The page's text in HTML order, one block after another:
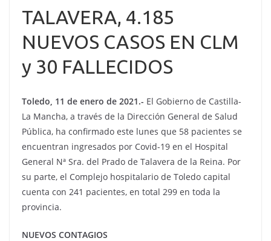
TALAVERA, 4.185
NUEVOS CASOS EN CLM
y 30 FALLECIDOS
Toledo, 11 de enero de 2021.- El Gobierno de Castilla-
La Mancha, a través de la Dirección General de Salud
Pública, ha confirmado este lunes que 58 pacientes se
encuentran ingresados por Covid-19 en el Hospital
General Nª Sra. del Prado de Talavera de la Reina. Por
su parte, el Complejo hospitalario de Toledo capital
cuenta con 241 pacientes, en total 299 en toda la
provincia.
NUEVOS CONTAGIOS